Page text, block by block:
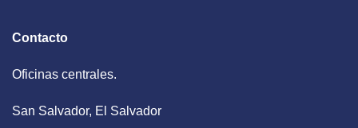
Contacto
Oficinas centrales.
San Salvador, El Salvador